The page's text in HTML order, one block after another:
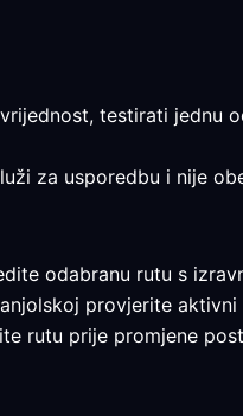
testirati jednu
za usporedbu i nije
odabranu rutu s
provjerite aktivni
rutu prije promjene